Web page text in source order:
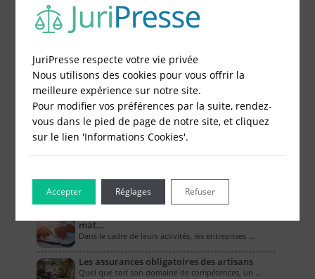
Le Blog pour les Entreprises
L’ouverture d’un compte bancaire professionnel …
mat…
Dans le cadre de leurs activités, les entreprises …
Les assurances obligatoires des artisans
Quel que soit son domaine de compétences, un …
JuriPresse respecte votre vie privée
Nous utilisons des cookies pour vous offrir la
meilleure expérience sur notre site.
Pour modifier vos préférences par la suite, rendez-
vous dans le pied de page de notre site, et cliquez
sur le lien 'Informations Cookies'.
Accepter Refuser
Réglages